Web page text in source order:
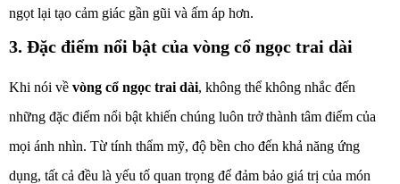
ngọt lại tạo cảm giác gần gũi và ấm áp hơn.
3. Đặc điểm nổi bật của vòng cổ ngọc trai dài
Khi nói về vòng cổ ngọc trai dài, không thể không nhắc đến
những đặc điểm nổi bật khiến chúng luôn trở thành tâm điểm của
mọi ánh nhìn. Từ tính thẩm mỹ, độ bền cho đến khả năng ứng
dụng, tất cả đều là yếu tố quan trọng để đảm bảo giá trị của món